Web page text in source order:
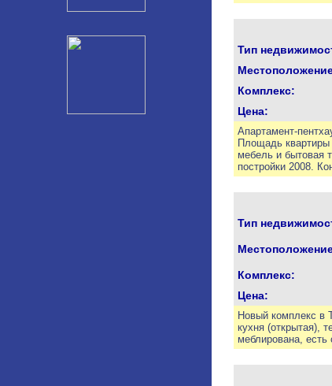
Тип
Комплекс:
Цена:
Апартамент-
Площадь квартиры
мебель и бытовая
постройки 2008.
Тип
Комплекс:
Цена:
Новый комплекс в
кухня (открытая),
меблирована,